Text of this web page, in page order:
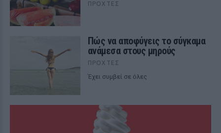
ΠΡΟΧΤΈΣ
Πώς να αποφύγεις το σύγκαμα
ανάμεσα στους μηρούς
ΠΡΟΧΤΈΣ
Έχει συμβεί σε όλες